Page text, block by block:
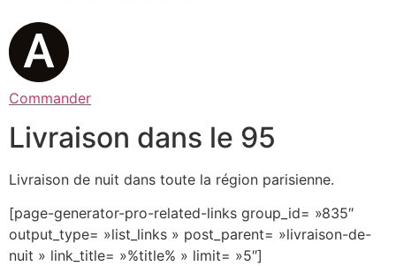
Commander
Livraison dans le 95
Livraison de nuit dans toute la région parisienne.
[page-generator-pro-related-links group_id= »835″
output_type= »list_links » post_parent= »livraison-de-
nuit » link_title= »%title% » limit= »5″]